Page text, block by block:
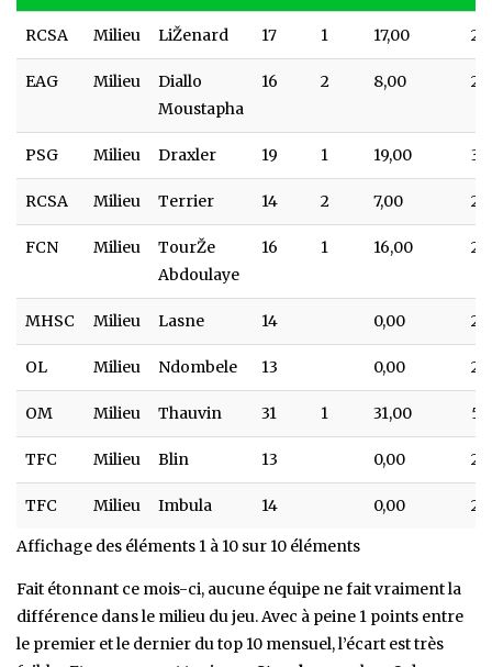
ƒquipe
Poste Joueurs C™te Buts C™te/buts
RCSA Milieu LiŽenard 17 1 17,00
EAG Milieu
Diallo
Moustapha
16 2 8,00
PSG Milieu Draxler 19 1 19,00
RCSA Milieu Terrier 14 2 7,00
FCN Milieu
TourŽe
Abdoulaye
16 1 16,00
MHSC Milieu Lasne 14 0,00
OL Milieu Ndombele 13 0,00
OM Milieu Thauvin 31 1 31,00
TFC Milieu Blin 13 0,00
TFC Milieu Imbula 14 0,00
Affichage des éléments 1 à 10 sur 10 éléments
Fait étonnant ce mois-ci, aucune équipe ne fait vraiment la
différence dans le milieu du jeu. Avec à peine 1 points entre
le premier et le dernier du top 10 mensuel, l’écart est très